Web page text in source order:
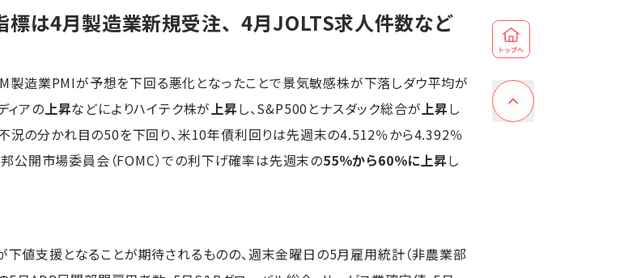
は4月製造業新規受注、4月JOLTS求人件数など
製造業PMIが予想を下回る悪化となったことで景気敏感株が下落しダウ平均が
ィアの 上昇などによりハイテク株が 上昇し、S&P500とナスダック総合が 上昇し
況の分かれ目の50を下回り、米10年債利回りは先週末の4.512％から4.392％
邦公開市場委員会（FOMC）での利下げ確率は先週末の55％から60％に上昇し
値支援となることが期待されるものの、週末金曜日の5月雇用統計（非農業部